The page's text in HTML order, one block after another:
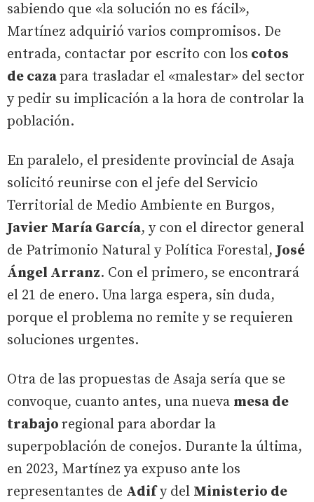
sabiendo que «la solución no es fácil»,
Martínez adquirió varios compromisos. De
entrada, contactar por escrito con los cotos
de cazapara trasladar el «malestar» del sector
y pedir su implicación a la hora de controlar la
población.
En paralelo, el presidente provincial de Asaja
solicitó reunirse con el jefe del Servicio
Territorial de Medio Ambiente en Burgos,
Javier María García, y con el director general
de Patrimonio Natural y Política Forestal,José
Ángel Arranz. Con el primero, se encontrará
el 21 de enero. Una larga espera, sin duda,
porque el problema no remite y se requieren
soluciones urgentes.
Otra de las propuestas de Asaja sería que se
convoque, cuanto antes, una nueva mesa de
trabajo regional para abordar la
superpoblación de conejos. Durante la última,
en 2023, Martínez ya expuso ante los
representantes de Adify del Ministerio de